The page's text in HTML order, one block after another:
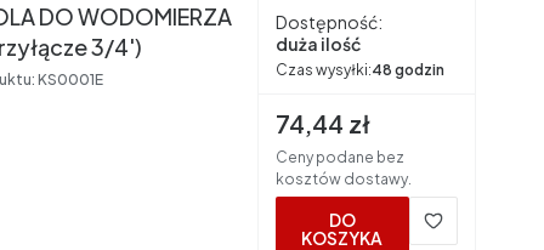
DO WODOMIERZA
3/4')
KS0001E
Dostępność:
duża ilość
Czas wysyłki:48 godzin
Cena brutto
74,44 zł
Ceny podane bez
kosztów dostawy.
DO
KOSZYKA